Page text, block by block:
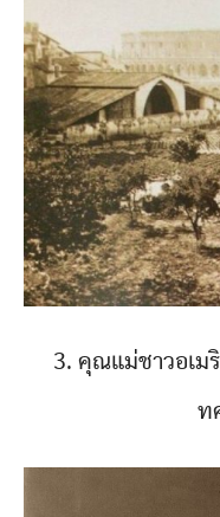
3. คุณแม่ชาวอเม
ท